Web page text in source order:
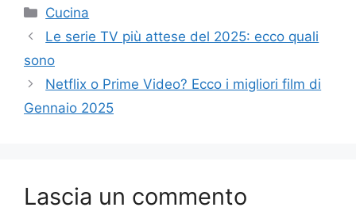
Categorie
Cucina
Le serie TV più attese del 2025: ecco quali
sono
Netflix o Prime Video? Ecco i migliori film di
Gennaio 2025
Lascia un commento